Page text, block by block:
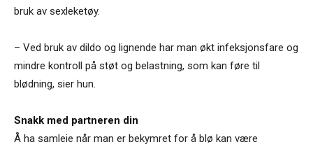
bruk av sexleketøy.
– Ved bruk av dildo og lignende har man økt infeksjonsfare og
mindre kontroll på støt og belastning, som kan føre til
blødning, sier hun.
Snakk med partneren din
Å ha samleie når man er bekymret for å blø kan være